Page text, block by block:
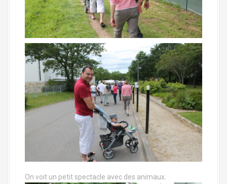
On voit un petit spectacle avec des animaux.